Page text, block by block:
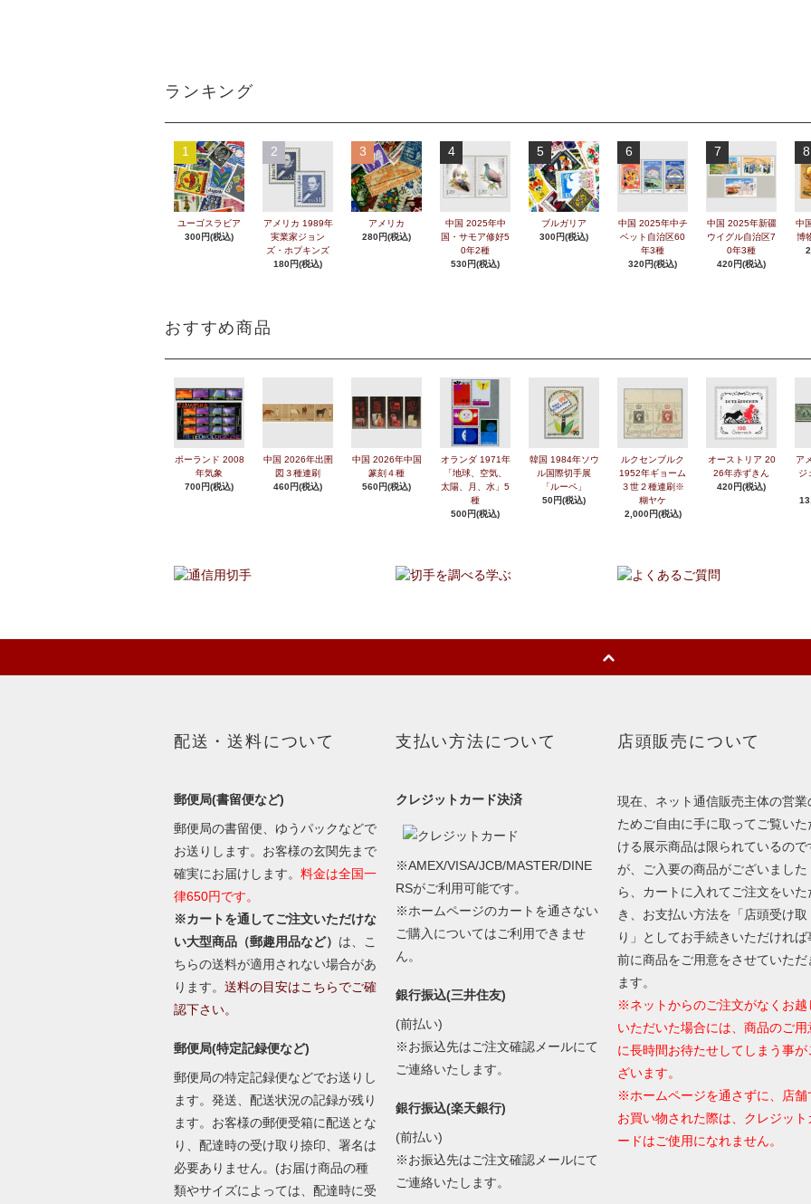
ランキング
1
ユーゴスラビア
300円(税込)
2
アメリカ 1989年
実業家ジョン
ズ・ホプキンズ
180円(税込)
3
アメリカ
280円(税込)
4
中国 2025年中
国・サモア修好5
0年2種
530円(税込)
5
ブルガリア
300円(税込)
6
中国 2025年中チ
ベット自治区60
年3種
320円(税込)
7
中国 2025年新疆
ウイグル自治区7
0年3種
420円(税込)
8
中
博
おすすめ商品
ポーランド 2008
年気象
700円(税込)
中国 2026年出圉
図３種連刷
460円(税込)
中国 2026年中国
篆刻４種
560円(税込)
オランダ 1971年
「地球、空気、
太陽、月、水」5
種
500円(税込)
韓国 1984年ソウ
ル国際切手展
「ルーペ」
50円(税込)
ルクセンブルク
1952年ギョーム
３世２種連刷※
糊ヤケ
2,000円(税込)
オーストリア 20
26年赤ずきん
420円(税込)
ア
ジ
配送・送料について
郵便局(書留便など)
郵便局の書留便、ゆうパックなどで
お送りします。お客様の玄関先まで
確実にお届けします。 料金は全国一
律650円です。
※カートを通してご注文いただけな
い大型商品（郵趣用品など） は、こ
ちらの送料が適用されない場合があ
ります。 送料の目安はこちらでご確
認下さい。
郵便局(特定記録便など)
郵便局の特定記録便などでお送りし
ます。発送、配送状況の記録が残り
ます。お客様の郵便受箱に配送とな
り、配達時の受け取り捺印、署名は
必要ありません。(お届け商品の種
類やサイズによっては、配達時に受
支払い方法について
クレジットカード決済
※AMEX/VISA/JCB/MASTER/DINE
RSがご利用可能です。
※ホームページのカートを通さない
ご購入についてはご利用できませ
ん。
銀行振込(三井住友)
(前払い)
※お振込先はご注文確認メールにて
ご連絡いたします。
銀行振込(楽天銀行)
(前払い)
※お振込先はご注文確認メールにて
ご連絡いたします。
店頭販売について
現在、ネット通信販売主体の営業
ためご自由に手に取ってご覧いた
ける展示商品は限られているので
が、ご入要の商品がございました
ら、カートに入れてご注文をいた
き、お支払い方法を「店頭受け取
り」としてお手続きいただければ
前に商品をご用意をさせていただ
ます。
※ネットからのご注文がなくお越
いただいた場合には、商品のご用
に長時間お待たせしてしまう事が
ざいます。
※ホームページを通さずに、店舗
お買い物された際は、クレジット
ードはご使用になれません。